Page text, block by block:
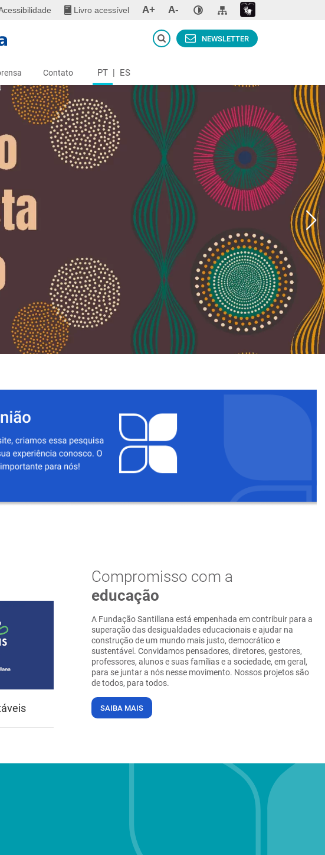
Livro acessível A+ A-
Contato PT | ES
NEWSLETTER
Compromisso com a
educação
A Fundação Santillana está empenhada em contribuir para a
superação das desigualdades educacionais e ajudar na
construção de um mundo mais justo, democrático e
sustentável. Convidamos pensadores, diretores, gestores,
professores, alunos e suas famílias e a sociedade, em geral,
para se juntar a nós nesse movimento. Nossos projetos são
de todos, para todos.
SAIBA MAIS